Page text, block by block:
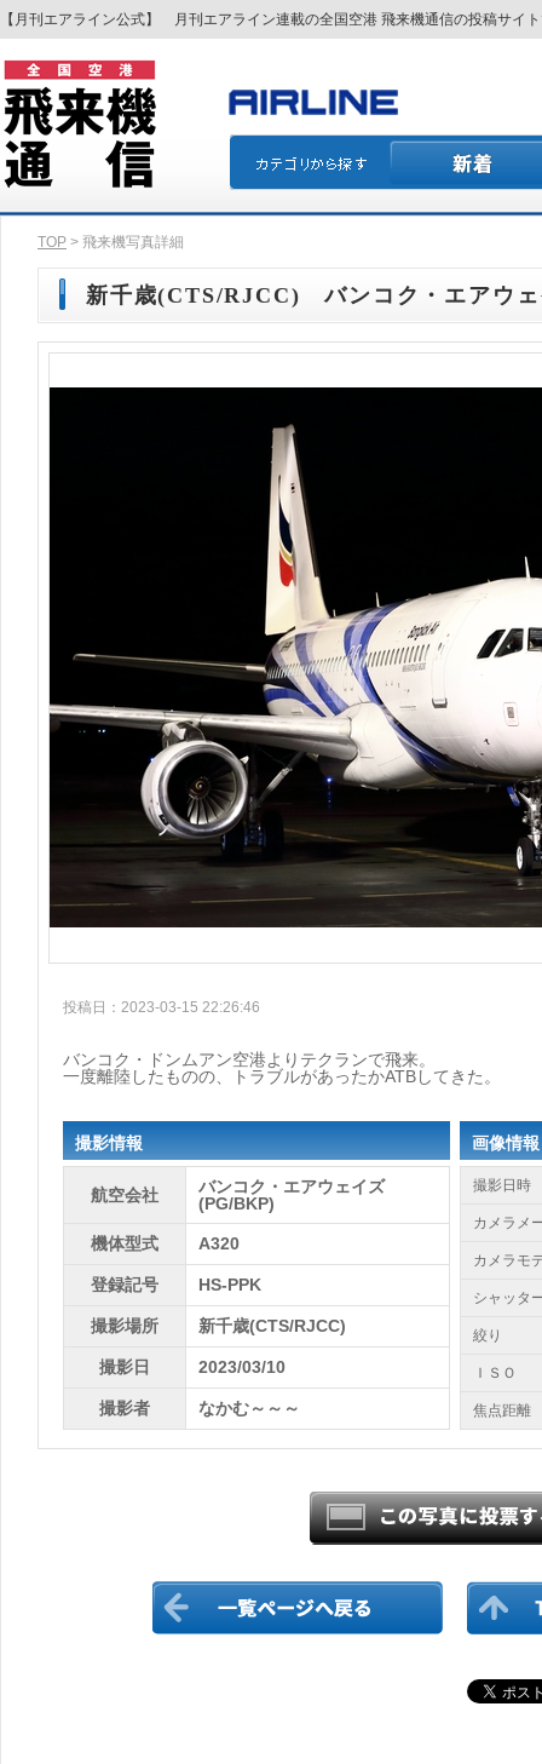
【月刊エアライン公式】 月刊エアライン連載の全国空港 飛来機通信の投稿サイ
TOP > 飛来機写真詳細
新千歳(CTS/RJCC) バンコク・エアウ
投稿日：2023-03-15 22:26:46
バンコク・ドンムアン空港よりテクランで飛来。
一度離陸したものの、トラブルがあったかATBしてきた。
撮影情報
航空会社
バンコク・エアウェイズ
(PG/BKP)
機体型式 A320
登録記号 HS-PPK
撮影場所 新千歳(CTS/RJCC)
撮影日 2023/03/10
撮影者 なかむ～～～
画像情報
撮影日時
カメラメ
カメラモ
シャッタ
絞り
ＩＳＯ
焦点距離